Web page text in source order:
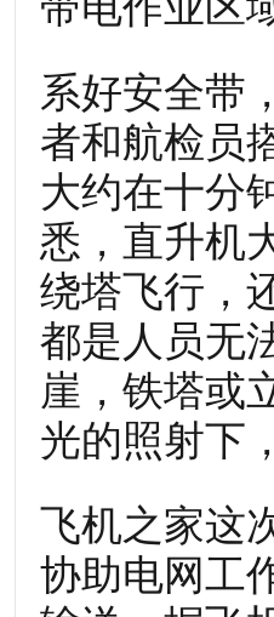
系好安全带
者和航检员
大约在十分
悉，直升机
绕塔飞行，
都是人员无
崖，铁塔或
光的照射下
飞机之家这
协助电网工